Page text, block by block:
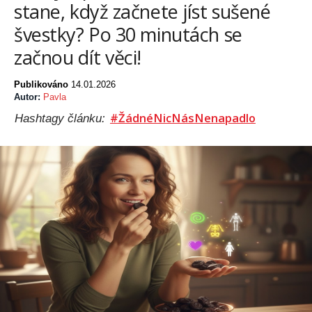
stane, když začnete jíst sušené
švestky? Po 30 minutách se
začnou dít věci!
Publikováno 14.01.2026
Autor: Pavla
Hashtagy článku: #ŽádnéNicNásNenapadlo